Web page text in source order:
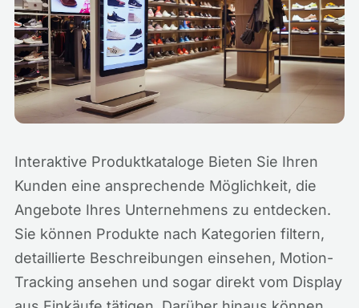
Interaktive Produktkataloge Bieten Sie Ihren
Kunden eine ansprechende Möglichkeit, die
Angebote Ihres Unternehmens zu entdecken.
Sie können Produkte nach Kategorien filtern,
detaillierte Beschreibungen einsehen, Motion-
Tracking ansehen und sogar direkt vom Display